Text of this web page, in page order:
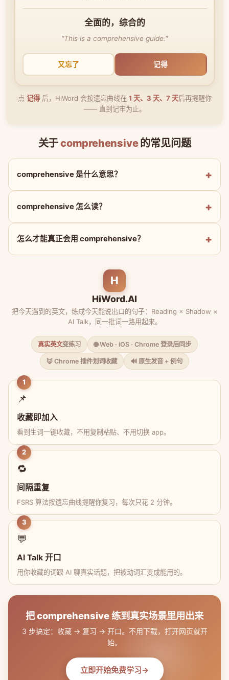
全面的，综合的
"This is a comprehensive guide."
又忘了 记得
点 记得后，HiWord 会按遗忘曲线在 1 天、3 天、7 天后再提醒你
—— 直到记牢为止。
关于comprehensive的常见问题
comprehensive 是什么意思？
comprehensive 怎么读？
怎么才能真正会用 comprehensive？
H
HiWord.AI
把今天遇到的英文，练成今天能说出口的句子：Reading × Shadow ×
AI Talk，同一批词一路用起来。
真实英文变练习 🌐 Web · iOS · Chrome 登录后同步
🦊 Chrome 插件划词收藏 🔊 原生发音 + 例句
1
📌
收藏即加入
看到生词一键收藏，不用复制粘贴、不用切换 app。
2
🔁
间隔重复
FSRS 算法按遗忘曲线提醒你复习，每次只花 2 分钟。
3
💬
AI Talk 开口
用你收藏的词跟 AI 聊真实话题，把被动词汇变成能用的。
把 comprehensive 练到真实场景里用出来
3 步搞定：收藏 → 复习 → 开口。不用下载，打开网页就开
始。
立即开始免费学习